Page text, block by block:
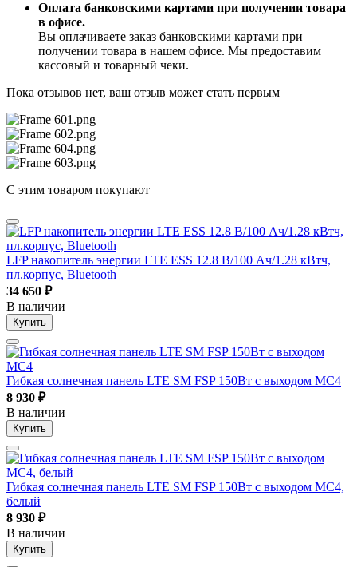
Оплата банковскими картами при получении товара
в офисе.
Вы оплачиваете заказ банковскими картами при
получении товара в нашем офисе. Мы предоставим
кассовый и товарный чеки.
Пока отзывов нет, ваш отзыв может стать первым
С этим товаром покупают
LFP накопитель энергии LTE ESS 12.8 В/100 Ач/1.28 кВтч,
пл.корпус, Bluetooth
34 650 ₽
В наличии
Купить
Гибкая солнечная панель LTE SM FSP 150Вт с выходом MC4
8 930 ₽
В наличии
Купить
Гибкая солнечная панель LTE SM FSP 150Вт с выходом MC4,
белый
8 930 ₽
В наличии
Купить